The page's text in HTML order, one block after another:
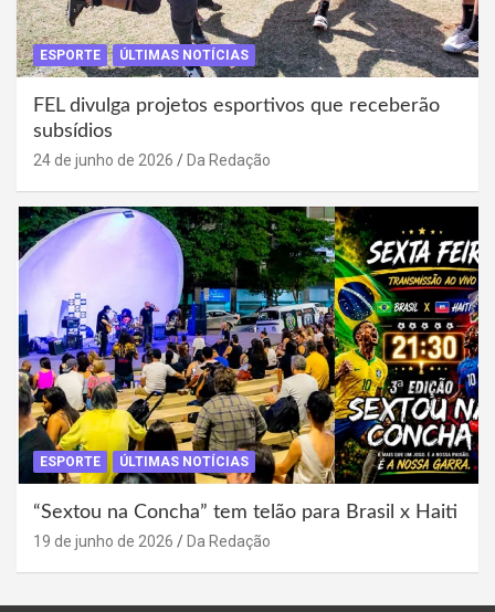
ESPORTE ÚLTIMAS NOTÍCIAS
FEL divulga projetos esportivos que receberão
subsídios
24 de junho de 2026 Da Redação
ESPORTE ÚLTIMAS NOTÍCIAS
“Sextou na Concha” tem telão para Brasil x Haiti
19 de junho de 2026 Da Redação